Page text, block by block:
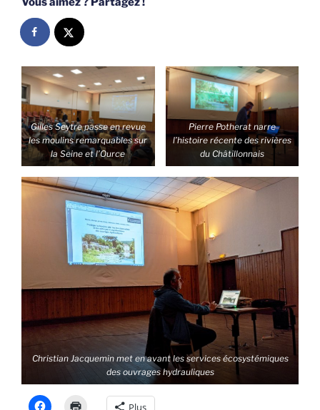
Gilles Seytre passe en revue
les moulins remarquables sur
la Seine et l’Ource
Pierre Potherat narre
l’histoire récente des rivières
du Châtillonnais
Christian Jacquemin met en avant les services écosystémiques
des ouvrages hydrauliques
Plus